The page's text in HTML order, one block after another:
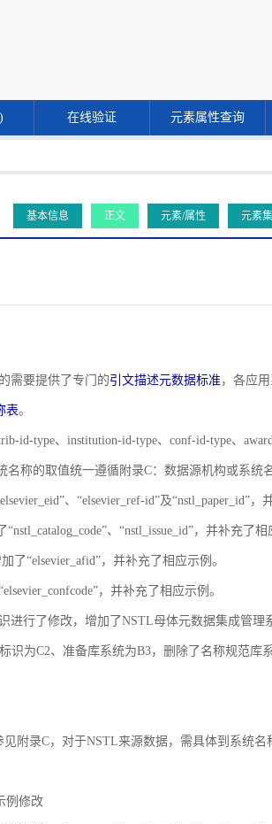
在线验证 元素属性查询
基本信息 正文 元素/属性 元素集
需要提供了专门的引文描述元数据标准 ，各应
表。
id-type、institution-id-type、conf-id-type、
称的取值统一遵循附录C：数据源机构或系统名
、“elsevier_ref-id”及“nstl_paper_id”，
、“nstl_issue_id”，并补充了相
了“elsevier_afid”，并补充了相应示例。
，并补充了相应示例。
进行了修改，增加了NSTL母体元数据集成管理
识为C2、准备库系统为B3，删除了名称规范库
见附录C，对于NSTL来源数据，需具体到系统名
例修改